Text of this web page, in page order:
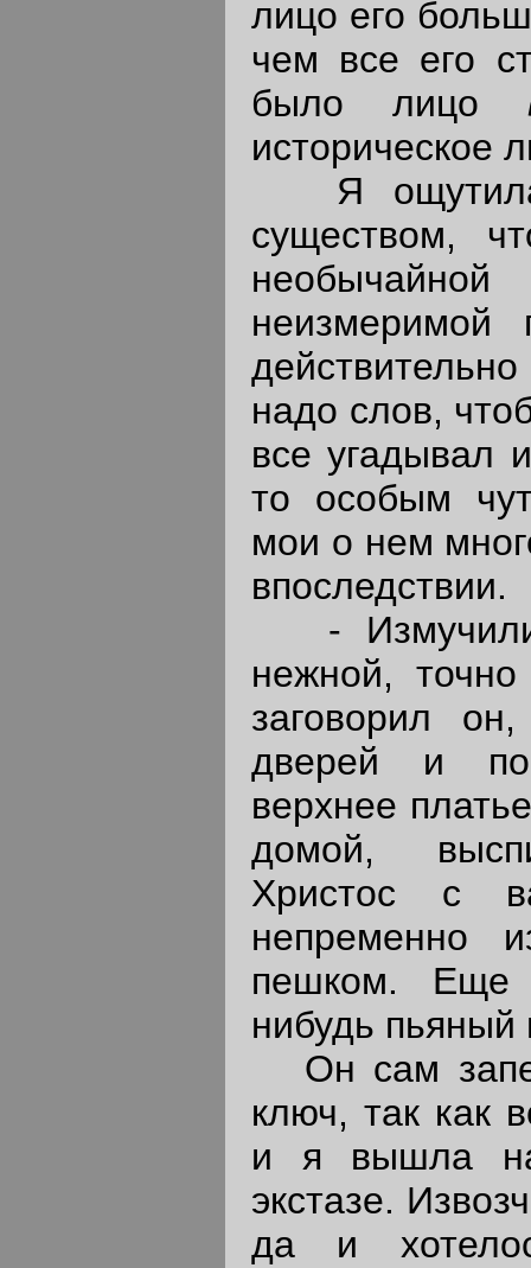
лицо его
чем все его
было лицо
историческое
Я ощутила
существом,
неизмеримой
надо слов,
все угадывал
то особым
мои о нем
впоследствии.
-
нежной, точно
заговорил
дверей и
верхнее
домой,
Христос с
непременно
пешком. Еще
нибудь пьяный
Он сам
ключ, так как
и я вышла
экстазе.
да и